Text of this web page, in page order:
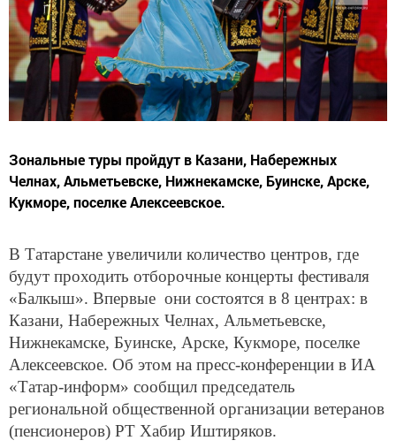
Зональные туры пройдут в Казани, Набережных
Челнах, Альметьевске, Нижнекамске, Буинске, Арске,
Кукморе, поселке Алексеевское.
В Татарстане увеличили количество центров, где
будут проходить отборочные концерты фестиваля
«Балкыш». Впервые они состоятся в 8 центрах: в
Казани, Набережных Челнах, Альметьевске,
Нижнекамске, Буинске, Арске, Кукморе, поселке
Алексеевское. Об этом на пресс-конференции в ИА
«Татар-информ» сообщил председатель
региональной общественной организации ветеранов
(пенсионеров) РТ Хабир Иштиряков.